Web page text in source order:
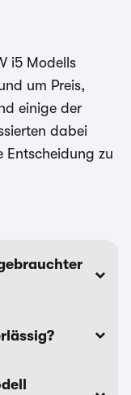
i5 Modells
um Preis,
einige der
dabei
Entscheidung zu